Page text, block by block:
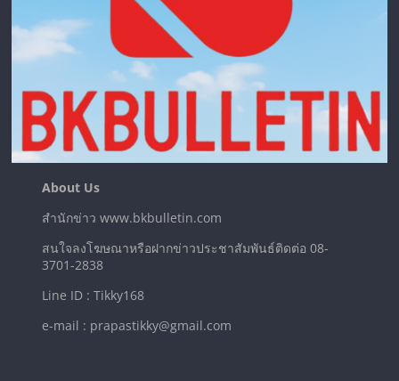
About Us
สำนักข่าว www.bkbulletin.com
สนใจลงโฆษณาหรือฝากข่าวประชาสัมพันธ์ติดต่อ 08-
3701-2838
Line ID : Tikky168
e-mail : prapastikky@gmail.com